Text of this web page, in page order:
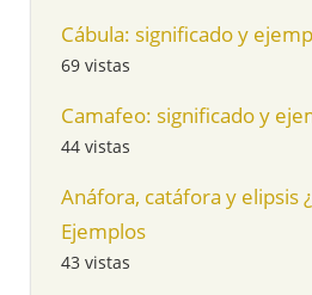
Cábula: significado y
69 vistas
Camafeo: significado y
44 vistas
Anáfora, catáfora y elipsis
Ejemplos
43 vistas